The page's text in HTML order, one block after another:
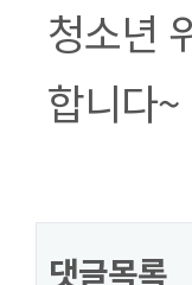
본문
청소년
합니다
댓글목록